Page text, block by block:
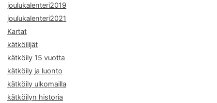
joulukalenteri2019
joulukalenteri2021
Kartat
kätköilijät
kätköily 15 vuotta
kätköily ja luonto
kätköily ulkomailla
kätköilyn historia